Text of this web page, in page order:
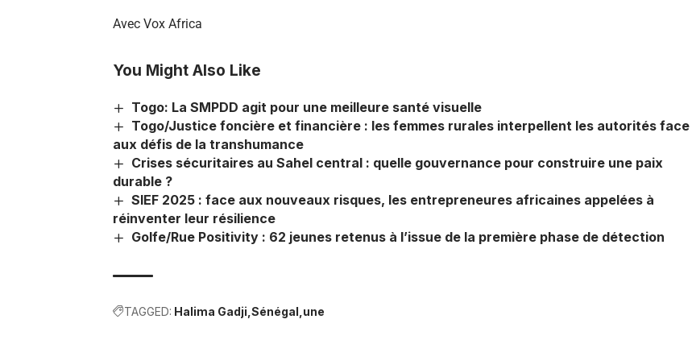
Avec Vox Africa
You Might Also Like
Togo: La SMPDD agit pour une meilleure santé visuelle
Togo/Justice foncière et financière : les femmes rurales interpellent les autorités face
aux défis de la transhumance
Crises sécuritaires au Sahel central : quelle gouvernance pour construire une paix
durable ?
SIEF 2025 : face aux nouveaux risques, les entrepreneures africaines appelées à
réinventer leur résilience
Golfe/Rue Positivity : 62 jeunes retenus à l’issue de la première phase de détection
TAGGED: Halima Gadji Sénégal une